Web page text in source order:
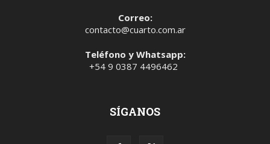
Correo:
contacto@cuarto.com.ar
Teléfono y Whatsapp:
+54 9 0387 4496462
SÍGANOS